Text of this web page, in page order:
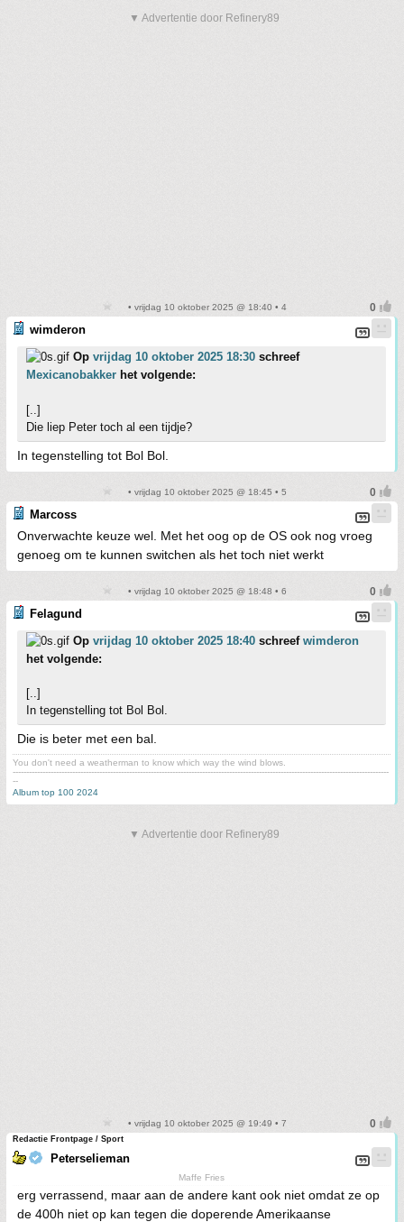
▼ Advertentie door Refinery89
• vrijdag 10 oktober 2025 @ 18:40 • 4
wimderon
Op vrijdag 10 oktober 2025 18:30 schreef
Mexicanobakker het volgende:
[..]
Die liep Peter toch al een tijdje?
In tegenstelling tot Bol Bol.
• vrijdag 10 oktober 2025 @ 18:45 • 5
Marcoss
Onverwachte keuze wel. Met het oog op de OS ook nog vroeg
genoeg om te kunnen switchen als het toch niet werkt
• vrijdag 10 oktober 2025 @ 18:48 • 6
Felagund
Op vrijdag 10 oktober 2025 18:40 schreef wimderon
het volgende:
[..]
In tegenstelling tot Bol Bol.
Die is beter met een bal.
You don't need a weatherman to know which way the wind blows.
-------------------------------------------------------------------------------------------------------------------------------------------
--
Album top 100 2024
▼ Advertentie door Refinery89
• vrijdag 10 oktober 2025 @ 19:49 • 7
Redactie Frontpage / Sport
Peterselieman
Maffe Fries
erg verrassend, maar aan de andere kant ook niet omdat ze op
de 400h niet op kan tegen die doperende Amerikaanse